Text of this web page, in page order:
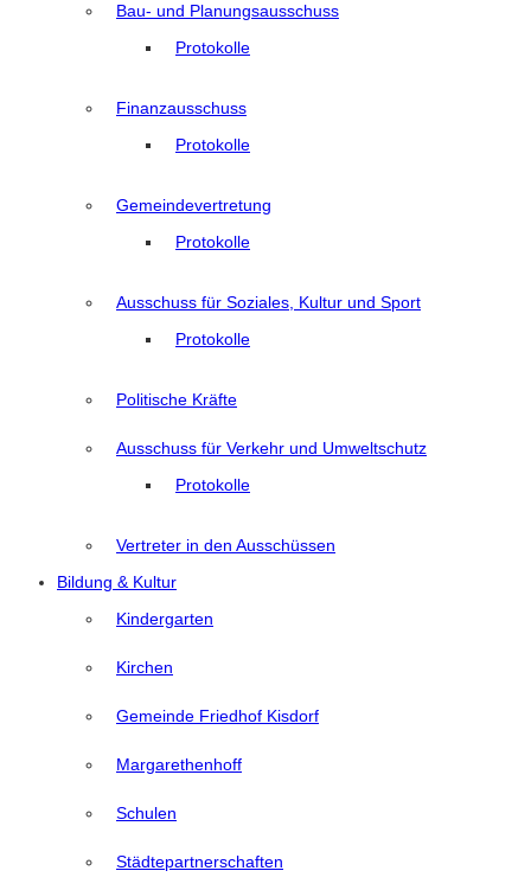
Bau- und Planungsausschuss
Protokolle
Finanzausschuss
Protokolle
Gemeindevertretung
Protokolle
Ausschuss für Soziales, Kultur und Sport
Protokolle
Politische Kräfte
Ausschuss für Verkehr und Umweltschutz
Protokolle
Vertreter in den Ausschüssen
Bildung & Kultur
Kindergarten
Kirchen
Gemeinde Friedhof Kisdorf
Margarethenhoff
Schulen
Städtepartnerschaften